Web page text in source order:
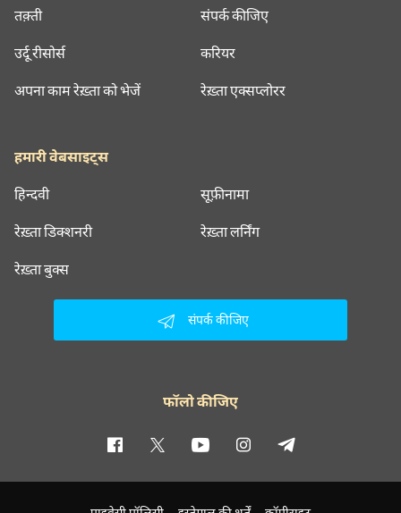
तक़्ती
उर्दू रीसोर्स
अपना काम रेख़्ता को भेजें
संपर्क कीजिए
करियर
रेख़्ता एक्सप्लोरर
हमारी वेबसाइट्स
हिन्दवी सूफ़ीनामा
रेख़्ता डिक्शनरी रेख़्ता लर्निंग
रेख़्ता बुक्स
संपर्क कीजिए
फॉलो कीजिए